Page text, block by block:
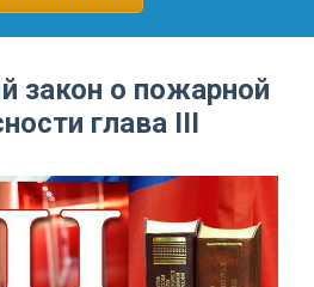
закон о пожарной
глава III